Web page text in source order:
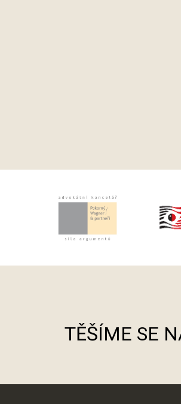
TĚŠÍME SE